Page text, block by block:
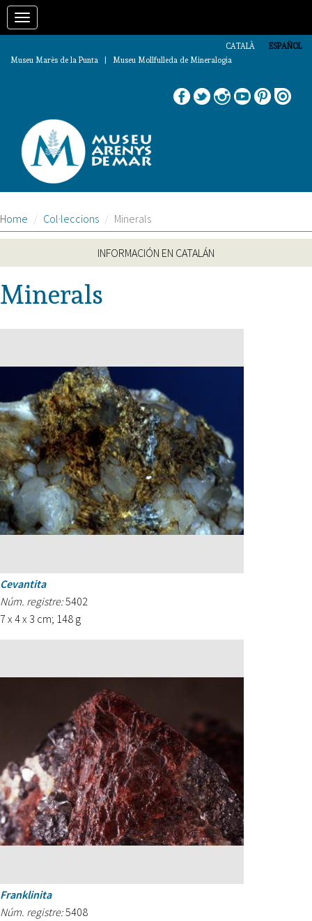
Pasar
contenido
Toggle
ESPAÑOL
CATALÀ
Museu Marès de la Punta | Museu Mollfulleda de Mineralogia
Home Col·leccions Minerals
INFORMACIÓN EN CATALÁN
Minerals
Cevantita
Núm. registre:5402
7 x 4 x 3 cm; 148 g
Franklinita
Núm. registre:5408